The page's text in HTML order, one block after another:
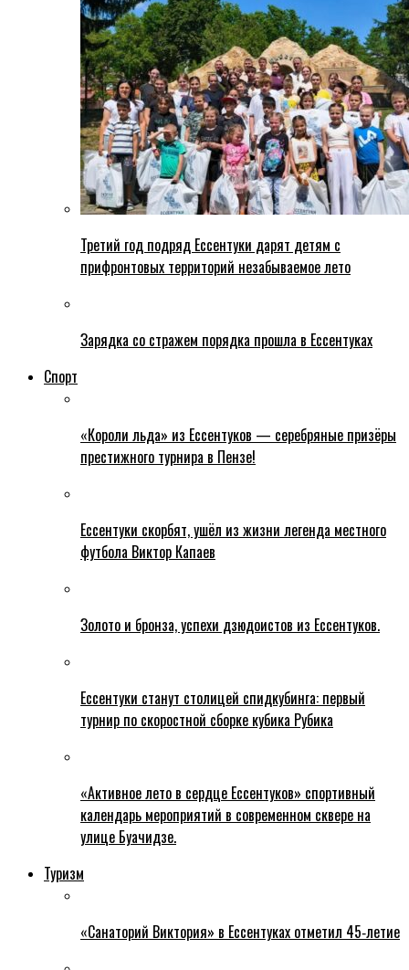
Третий год подряд Ессентуки дарят детям с
прифронтовых территорий незабываемое лето
Зарядка со стражем порядка прошла в Ессентуках
Спорт
«Короли льда» из Ессентуков — серебряные призёры
престижного турнира в Пензе!
Ессентуки скорбят, ушёл из жизни легенда местного
футбола Виктор Капаев
Золото и бронза, успехи дзюдоистов из Ессентуков.
Ессентуки станут столицей спидкубинга: первый
турнир по скоростной сборке кубика Рубика
«Активное лето в сердце Ессентуков» спортивный
календарь мероприятий в современном сквере на
улице Буачидзе.
Туризм
«Санаторий Виктория» в Ессентуках отметил 45‑летие